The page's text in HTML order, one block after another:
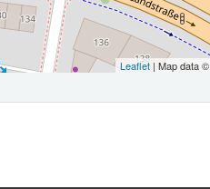
Leaflet | Map data ©